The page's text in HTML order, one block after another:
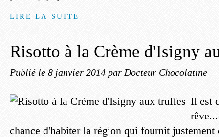
LIRE LA SUITE
Risotto à la Crème d'Isigny
Publié le 8 janvier 2014 par Docteur Chocolatine
Il est
chance d'habiter la région qui fournit